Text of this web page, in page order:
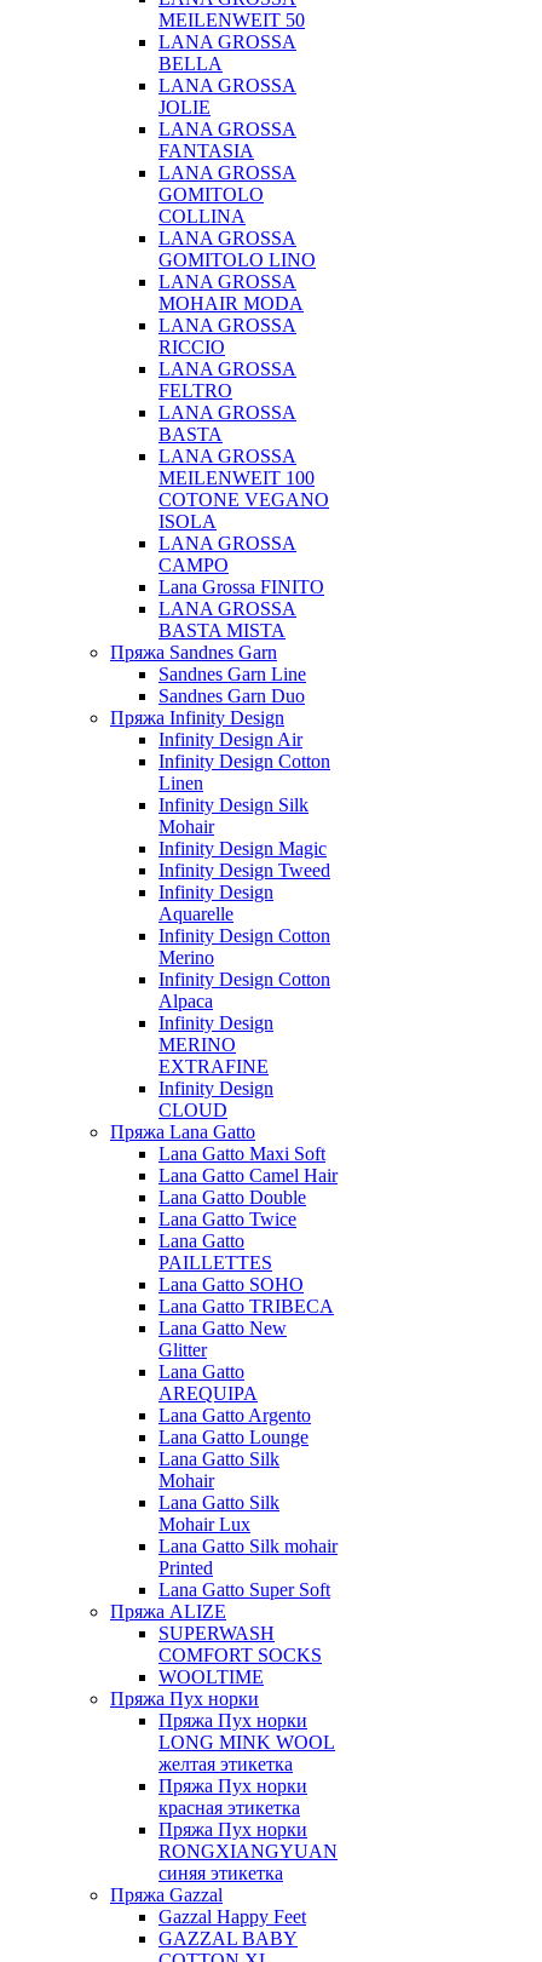
MEILENWEIT 50
LANA GROSSA
BELLA
LANA GROSSA
JOLIE
LANA GROSSA
FANTASIA
LANA GROSSA
GOMITOLO
COLLINA
LANA GROSSA
GOMITOLO LINO
LANA GROSSA
MOHAIR MODA
LANA GROSSA
RICCIO
LANA GROSSA
FELTRO
LANA GROSSA
BASTA
LANA GROSSA
MEILENWEIT 100
COTONE VEGANO
ISOLA
LANA GROSSA
CAMPO
Lana Grossa FINITO
LANA GROSSA
BASTA MISTA
Пряжа Sandnes Garn
Sandnes Garn Line
Sandnes Garn Duo
Пряжа Infinity Design
Infinity Design Air
Infinity Design Cotton
Linen
Infinity Design Silk
Mohair
Infinity Design Magic
Infinity Design Tweed
Infinity Design
Aquarelle
Infinity Design Cotton
Merino
Infinity Design Cotton
Alpaca
Infinity Design
MERINO
EXTRAFINE
Infinity Design
CLOUD
Пряжа Lana Gatto
Lana Gatto Maxi Soft
Lana Gatto Camel Hair
Lana Gatto Double
Lana Gatto Twice
Lana Gatto
PAILLETTES
Lana Gatto SOHO
Lana Gatto TRIBECA
Lana Gatto New
Glitter
Lana Gatto
AREQUIPA
Lana Gatto Argento
Lana Gatto Lounge
Lana Gatto Silk
Mohair
Lana Gatto Silk
Mohair Lux
Lana Gatto Silk mohair
Printed
Lana Gatto Super Soft
Пряжа ALIZE
SUPERWASH
COMFORT SOCKS
WOOLTIME
Пряжа Пух норки
Пряжа Пух норки
LONG MINK WOOL
желтая этикетка
Пряжа Пух норки
красная этикетка
Пряжа Пух норки
RONGXIANGYUAN
синяя этикетка
Пряжа Gazzal
Gazzal Happy Feet
GAZZAL BABY